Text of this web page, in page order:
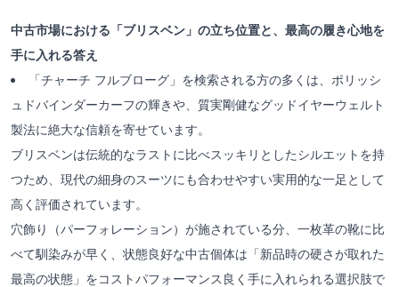
中古市場における「ブリスベン」の立ち位置と、最高の履き心地を
手に入れる答え
「チャーチ フルブローグ」を検索される方の多くは、ポリッシ
ュドバインダーカーフの輝きや、質実剛健なグッドイヤーウェルト
製法に絶大な信頼を寄せています。
ブリスベンは伝統的なラストに比べスッキリとしたシルエットを持
つため、現代の細身のスーツにも合わせやすい実用的な一足として
高く評価されています。
穴飾り（パーフォレーション）が施されている分、一枚革の靴に比
べて馴染みが早く、状態良好な中古個体は「新品時の硬さが取れた
最高の状態」をコストパフォーマンス良く手に入れられる選択肢で